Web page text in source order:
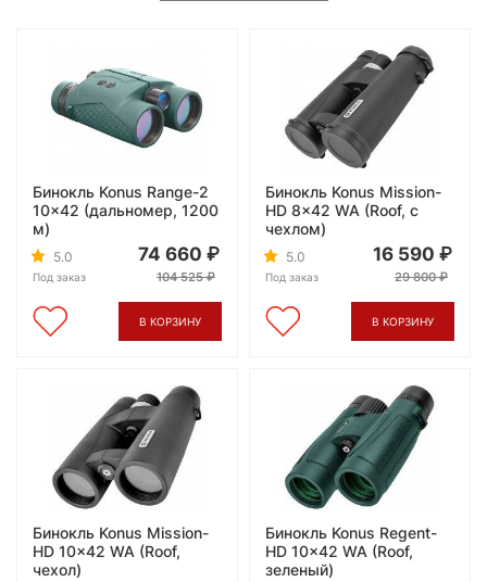
Бинокль Konus Range-2
10x42 (дальномер, 1200
м)
5.0
Под заказ
74 660
104 525
В КОРЗИНУ
Бинокль Konus Mission-
HD 8x42 WA (Roof, с
чехлом)
5.0
Под заказ
16 590
29 800
В КОРЗИНУ
Бинокль Konus Mission-
HD 10x42 WA (Roof,
чехол)
Бинокль Konus Regent-
HD 10x42 WA (Roof,
зеленый)